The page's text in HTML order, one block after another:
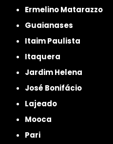
Ermelino Matarazzo
Guaianases
Itaim Paulista
Itaquera
Jardim Helena
José Bonifácio
Lajeado
Mooca
Pari